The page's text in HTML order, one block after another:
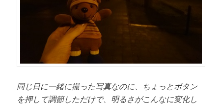
同じ日に一緒に撮った写真なのに、ちょっとボタン
を押して調節しただけで、明るさがこんなに変化し